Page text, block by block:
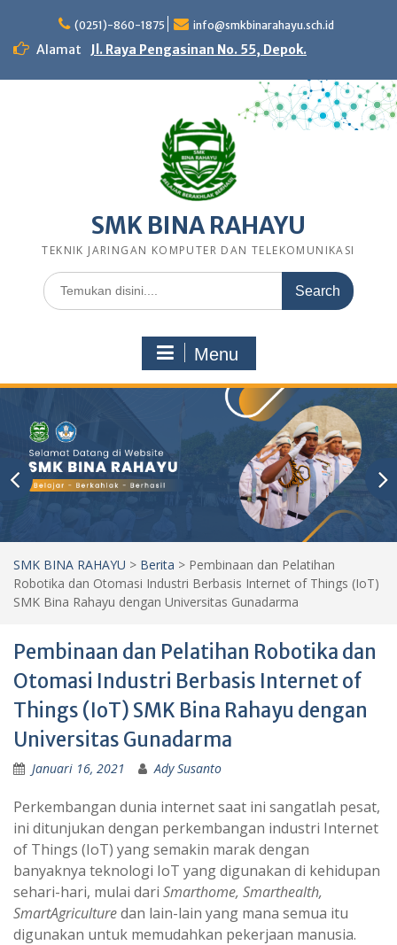
content
(0251)-860-1875 info@smkbinarahayu.sch.id
Alamat Jl. Raya Pengasinan No. 55, Depok.
SMK BINA RAHAYU
TEKNIK JARINGAN KOMPUTER DAN TELEKOMUNIKASI
Search
for:
Menu
SMK BINA RAHAYU > Berita > Pembinaan dan Pelatihan
Robotika dan Otomasi Industri Berbasis Internet of Things (IoT)
SMK Bina Rahayu dengan Universitas Gunadarma
Pembinaan dan Pelatihan Robotika dan
Otomasi Industri Berbasis Internet of
Things (IoT) SMK Bina Rahayu dengan
Universitas Gunadarma
Januari 16, 2021 Ady Susanto
Perkembangan dunia internet saat ini sangatlah pesat,
ini ditunjukan dengan perkembangan industri Internet
of Things (IoT) yang semakin marak dengan
banyaknya teknologi IoT yang digunakan di kehidupan
sehari-hari, mulai dari Smarthome, Smarthealth,
SmartAgriculturedan lain-lain yang mana semua itu
digunakan untuk memudahkan pekerjaan manusia.